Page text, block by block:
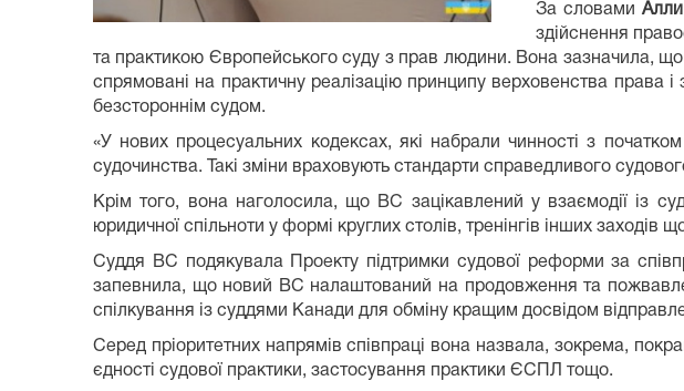
За словами
здійснення
та практикою Європейського суду з прав людини. Вона зазначила, що
спрямовані на практичну реалізацію принципу верховенства
безстороннім судом.
«У нових процесуальних кодексах, які набрали чинності з
судочинства. Такі зміни враховують стандарти справедливого
Крім того, вона наголосила, що ВС зацікавлений у взаємодії із
юридичної спільноти у формі круглих столів, тренінгів інших
Суддя ВС подякувала Проекту підтримки судової реформи за
запевнила, що новий ВС налаштований на продовження та
спілкування із суддями Канади для обміну кращим досвідом
Серед пріоритетних напрямів співпраці вона назвала, зокрема,
єдності судової практики, застосування практики ЄСПЛ тощо.